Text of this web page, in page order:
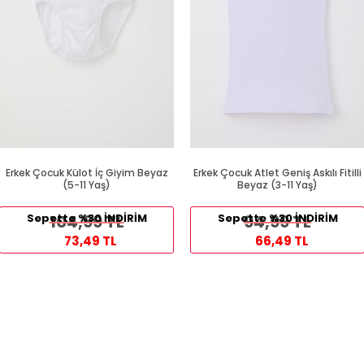
Erkek Çocuk Külot İç Giyim Beyaz
(5-11 Yaş)
104,99 TL
Sepette %30 İNDİRİM
73,49 TL
Erkek Çocuk Atlet Geniş Askılı Fitilli
Beyaz (3-11 Yaş)
94,99 TL
Sepette %30 İNDİRİM
66,49 TL